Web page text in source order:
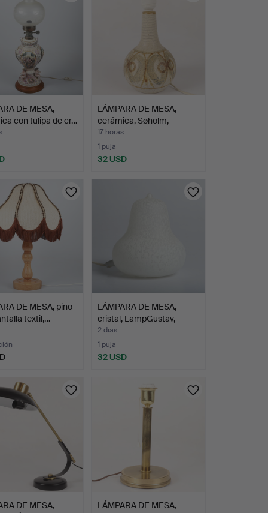
DE MESA,
con tulipa de cr…
LÁMPARA DE MESA,
cerámica, Søholm,
Dinamar…
17 horas
1 puja
32 USD
DE MESA, pino
textil,…
LÁMPARA DE MESA,
cristal, LampGustav,
segu…
2 días
1 puja
32 USD
DE MESA,
LÁMPARA DE MESA,